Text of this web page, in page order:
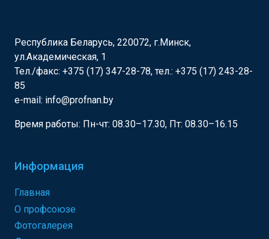
Республика Беларусь, 220072, г.Минск,
ул.Академическая, 1
Тел./факс: +375 (17) 347-28-78, тел.: +375 (17) 243-28-
85
e-mail: info@profnan.by
Время работы: Пн-чт: 08.30–17.30, Пт: 08.30–16.15
Информация
Главная
О профсоюзе
Фотогалерея